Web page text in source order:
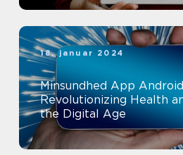
18. januar 2024
Minsundhed App
Revolutionizing Health
the Digital Age